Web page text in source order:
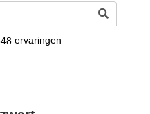
ervaringen